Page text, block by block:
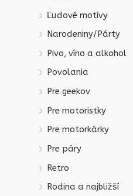
Ľudové motívy
Narodeniny/Párty
Pivo, víno a alkohol
Povolania
Pre geekov
Pre motoristky
Pre motorkárky
Pre páry
Retro
Rodina a najbližší